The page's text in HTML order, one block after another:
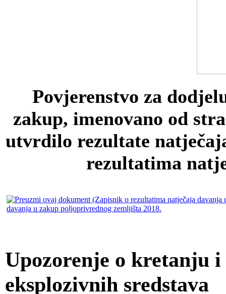
Povjerenstvo za
zakup, imenovano od
utvrdilo rezultate
rezultatima
davanja u zakup poljoprivrednog zemljišta 2018.
Upozorenje o kretanju
eksplozivnih sredstava